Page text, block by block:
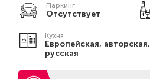
Паркинг
Отсутствует
Кухня
Европейская, авторская,
русская